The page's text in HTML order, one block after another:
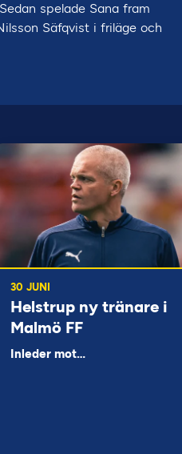
spelade Sana fram
Säfqvist i friläge och
30 JUNI
Helstrup ny tränare i
Malmö FF
Inleder mot…